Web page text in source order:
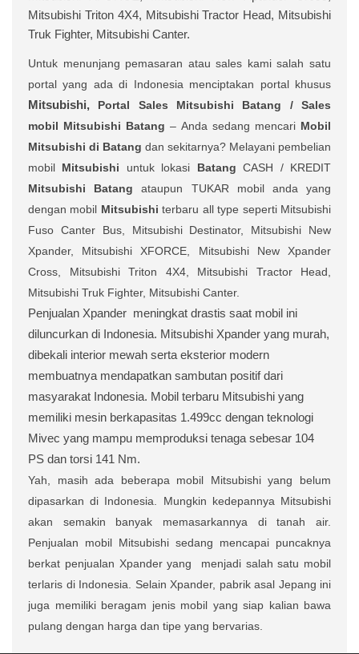
Mitsubishi Triton 4X4, Mitsubishi Tractor Head, Mitsubishi
Truk Fighter, Mitsubishi Canter.
Untuk menunjang pemasaran atau sales kami salah satu
portal yang ada di Indonesia menciptakan portal khusus
Mitsubishi, Portal Sales Mitsubishi Batang /Sales
mobil Mitsubishi Batang – Anda sedang mencari Mobil
Mitsubishi di Batang dan sekitarnya? Melayani pembelian
mobil Mitsubishi untuk lokasi BatangCASH / KREDIT
Mitsubishi Batang ataupun TUKAR mobil anda yang
dengan mobil Mitsubishi terbaru all type seperti Mitsubishi
Fuso Canter Bus, Mitsubishi Destinator, Mitsubishi New
Xpander, Mitsubishi XFORCE, Mitsubishi New Xpander
Cross, Mitsubishi Triton 4X4, Mitsubishi Tractor Head,
Mitsubishi Truk Fighter, Mitsubishi Canter.
Penjualan Xpander meningkat drastis saat mobil ini
diluncurkan di Indonesia. Mitsubishi Xpander yang murah,
dibekali interior mewah serta eksterior modern
membuatnya mendapatkan sambutan positif dari
masyarakat Indonesia. Mobil terbaru Mitsubishi yang
memiliki mesin berkapasitas 1.499cc dengan teknologi
Mivec yang mampu memproduksi tenaga sebesar 104
PS dan torsi 141 Nm.
Yah, masih ada beberapa mobil Mitsubishi yang belum
dipasarkan di Indonesia. Mungkin kedepannya Mitsubishi
akan semakin banyak memasarkannya di tanah air.
Penjualan mobil Mitsubishi sedang mencapai puncaknya
berkat penjualan Xpander yang
menjadi salah satu mobil
terlaris di Indonesia. Selain Xpander, pabrik asal Jepang ini
juga memiliki beragam jenis mobil yang siap kalian bawa
pulang dengan harga dan tipe yang bervarias.